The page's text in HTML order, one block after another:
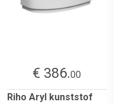
€ 386.00
Riho Aryl kunststof